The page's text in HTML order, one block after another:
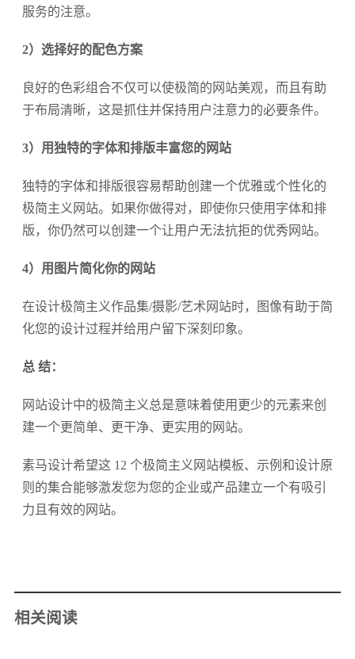
服务的注意。
2）选择好的配色方案
良好的色彩组合不仅可以使极简的网站美观，而且有助
于布局清晰，这是抓住并保持用户注意力的必要条件。
3）用独特的字体和排版丰富您的网站
独特的字体和排版很容易帮助创建一个优雅或个性化的
极简主义网站。如果你做得对，即使你只使用字体和排
版，你仍然可以创建一个让用户无法抗拒的优秀网站。
4）用图片简化你的网站
在设计极简主义作品集/摄影/艺术网站时，图像有助于简
化您的设计过程并给用户留下深刻印象。
总 结：
网站设计中的极简主义总是意味着使用更少的元素来创
建一个更简单、更干净、更实用的网站。
素马设计希望这 12 个极简主义网站模板、示例和设计原
则的集合能够激发您为您的企业或产品建立一个有吸引
力且有效的网站。
相关阅读